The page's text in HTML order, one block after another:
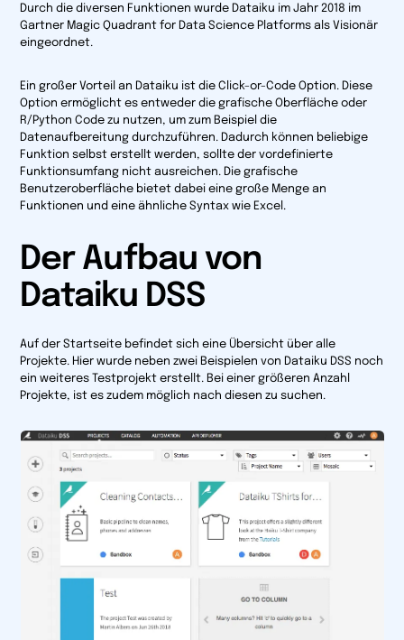
Durch die diversen Funktionen wurde Dataiku im Jahr 2018 im
Gartner Magic Quadrant for Data Science Platforms als Visionär
eingeordnet.
Ein großer Vorteil an Dataiku ist die Click-or-Code Option. Diese
Option ermöglicht es entweder die grafische Oberfläche oder
R/Python Code zu nutzen, um zum Beispiel die
Datenaufbereitung durchzuführen. Dadurch können beliebige
Funktion selbst erstellt werden, sollte der vordefinierte
Funktionsumfang nicht ausreichen. Die grafische
Benutzeroberfläche bietet dabei eine große Menge an
Funktionen und eine ähnliche Syntax wie Excel.
Der Aufbau von
Dataiku DSS
Auf der Startseite befindet sich eine Übersicht über alle
Projekte. Hier wurde neben zwei Beispielen von Dataiku DSS noch
ein weiteres Testprojekt erstellt. Bei einer größeren Anzahl
Projekte, ist es zudem möglich nach diesen zu suchen.